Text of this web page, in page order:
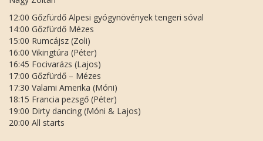
12:00 Gőzfürdő Alpesi gyógynövények tengeri sóval
14:00 Gőzfürdő Mézes
15:00 Rumcájsz (Zoli)
16:00 Vikingtúra (Péter)
16:45 Focivarázs (Lajos)
17:00 Gőzfürdő – Mézes
17:30 Valami Amerika (Móni)
18:15 Francia pezsgő (Péter)
19:00 Dirty dancing (Móni & Lajos)
20:00 All starts